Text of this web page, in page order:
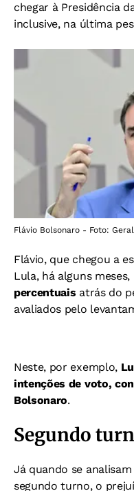
chegar à Presidência
inclusive, na última
Flávio Bolsonaro - Foto:
Flávio, que chegou a
Lula, há alguns meses,
percentuais atrás do
avaliados pelo
Neste, por exemplo,
intenções de voto,
Bolsonaro.
Segundo
Já quando se
segundo turno, o